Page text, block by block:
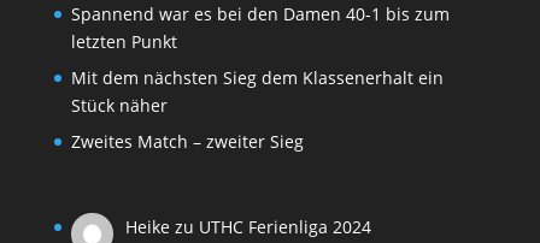
Spannend war es bei den Damen 40-1 bis zum
letzten Punkt
Mit dem nächsten Sieg dem Klassenerhalt ein
Stück näher
Zweites Match – zweiter Sieg
Heike zu UTHC Ferienliga 2024